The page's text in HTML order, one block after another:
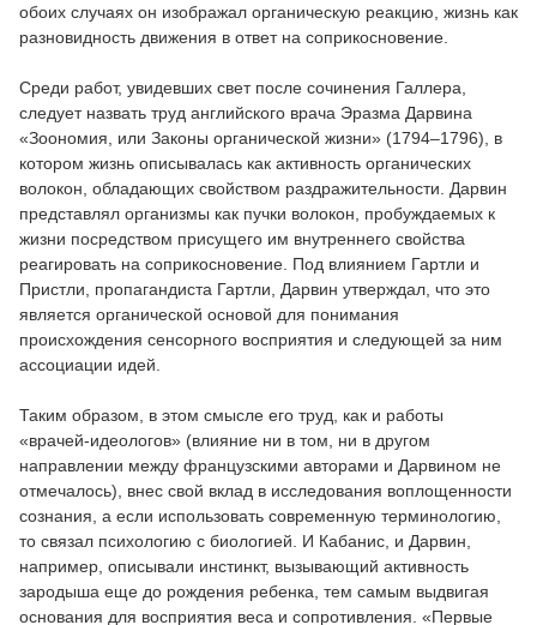
обоих случаях он изображал органическую реакцию, жизнь как
разновидность движения в ответ на соприкосновение.
Среди работ, увидевших свет после сочинения Галлера,
следует назвать труд английского врача Эразма Дарвина
«Зоономия, или Законы органической жизни» (1794–1796), в
котором жизнь описывалась как активность органических
волокон, обладающих свойством раздражительности. Дарвин
представлял организмы как пучки волокон, пробуждаемых к
жизни посредством присущего им внутреннего свойства
реагировать на соприкосновение. Под влиянием Гартли и
Пристли, пропагандиста Гартли, Дарвин утверждал, что это
является органической основой для понимания
происхождения сенсорного восприятия и следующей за ним
ассоциации идей.
Таким образом, в этом смысле его труд, как и работы
«врачей-идеологов» (влияние ни в том, ни в другом
направлении между французскими авторами и Дарвином не
отмечалось), внес свой вклад в исследования воплощенности
сознания, а если использовать современную терминологию,
то связал психологию с биологией. И Кабанис, и Дарвин,
например, описывали инстинкт, вызывающий активность
зародыша еще до рождения ребенка, тем самым выдвигая
основания для восприятия веса и сопротивления. «Первые